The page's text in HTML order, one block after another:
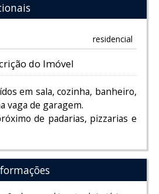
residencial
do Imóvel
em sala, cozinha, banheiro,
vaga de garagem.
de padarias, pizzarias e